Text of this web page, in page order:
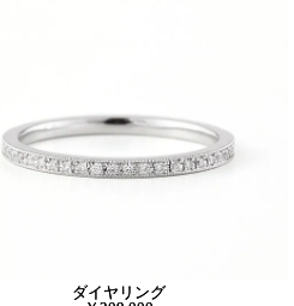
ダイヤリング